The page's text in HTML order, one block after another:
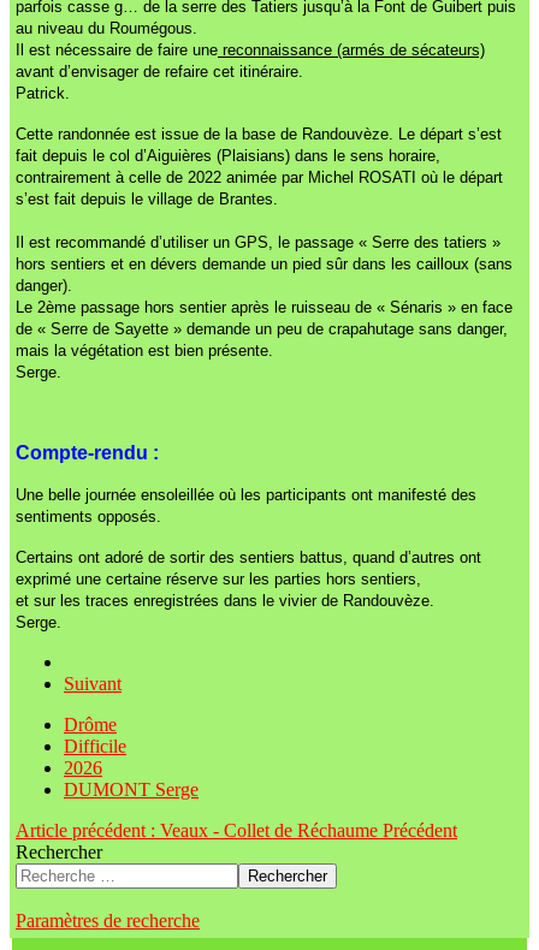
parfois casse g… de la serre des Tatiers jusqu’à la Font de Guibert puis
au niveau du Roumégous.
Il est nécessaire de faire une reconnaissance (armés de sécateurs)
avant d’envisager de refaire cet itinéraire.
Patrick.
Cette randonnée est issue de la base de Randouvèze. Le départ s’est
fait depuis le col d’Aiguières (Plaisians) dans le sens horaire,
contrairement à celle de 2022 animée par Michel ROSATI où le départ
s’est fait depuis le village de Brantes.
Il est recommandé d’utiliser un GPS, le passage « Serre des tatiers »
hors sentiers et en dévers demande un pied sûr dans les cailloux (sans
danger).
Le 2ème passage hors sentier après le ruisseau de « Sénaris » en face
de « Serre de Sayette » demande un peu de crapahutage sans danger,
mais la végétation est bien présente.
Serge.
Compte-rendu :
Une belle journée ensoleillée où les participants ont manifesté des
sentiments opposés.
Certains ont adoré de sortir des sentiers battus, quand d’autres ont
exprimé une certaine réserve sur les parties hors sentiers,
et sur les traces enregistrées dans le vivier de Randouvèze.
Serge.
Suivant
Drôme
Difficile
2026
DUMONT Serge
Article précédent : Veaux - Collet de Réchaume Précédent
Rechercher
Rechercher
Paramètres de recherche